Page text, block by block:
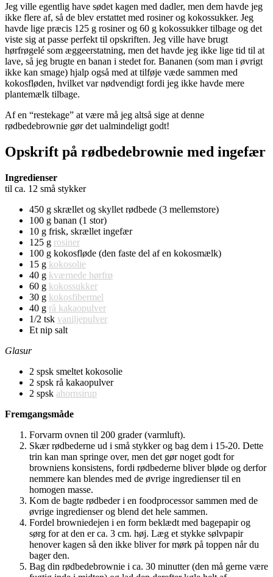
Jeg ville egentlig have sødet kagen med dadler, men dem havde jeg
ikke flere af, så de blev erstattet med rosiner og kokossukker. Jeg
havde lige præcis 125 g rosiner og 60 g kokossukker tilbage og det
viste sig at passe perfekt til opskriften. Jeg ville have brugt
hørfrøgelé som æggeerstatning, men det havde jeg ikke lige tid til at
lave, så jeg brugte en banan i stedet for. Bananen (som man i øvrigt
ikke kan smage) hjalp også med at tilføje væde sammen med
kokosfløden, hvilket var nødvendigt fordi jeg ikke havde mere
plantemælk tilbage.
Af en “restekage” at være må jeg altså sige at denne
rødbedebrownie gør det ualmindeligt godt!
Opskrift på rødbedebrownie med ingefær
Ingredienser
til ca. 12 små stykker
450 g skrællet og skyllet rødbede (3 mellemstore)
100 g banan (1 stor)
10 g frisk, skrællet ingefær
125 g rosiner
100 g kokosfløde (den faste del af en kokosmælk)
15 g kokosolie
40 g kværnede hørfrø
60 g kokossukker
30 g kokosfibermel
40 g rå kakaopulver
1/2 tsk vaniljepulver
Et nip salt
Glasur
2 spsk smeltet kokosolie
2 spsk rå kakaopulver
2 spsk ahornsirup
Fremgangsmåde
Forvarm ovnen til 200 grader (varmluft).
Skær rødbederne ud i små stykker og bag dem i 15-20. Dette
trin kan man springe over, men det gør noget godt for
browniens konsistens, fordi rødbederne bliver bløde og derfor
nemmere kan blendes med de øvrige ingredienser til en
homogen masse.
Kom de bagte rødbeder i en foodprocessor sammen med de
øvrige ingredienser og blend det hele sammen.
Fordel browniedejen i en form beklædt med bagepapir og
sørg for at den er ca. 3 cm. høj. Læg et stykke sølvpapir
henover kagen så den ikke bliver for mørk på toppen når du
bager den.
Bag din rødbedebrownie i ca. 30 minutter (den må gerne være